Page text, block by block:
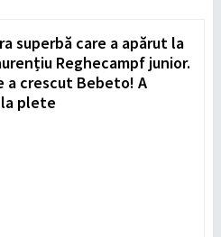
superbă care a apărut la
Reghecampf junior.
a crescut Bebeto! A
plete